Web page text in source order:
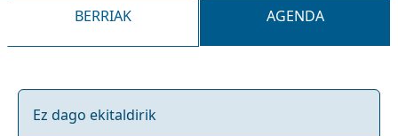
BERRIAK AGENDA
Ez dago ekitaldirik